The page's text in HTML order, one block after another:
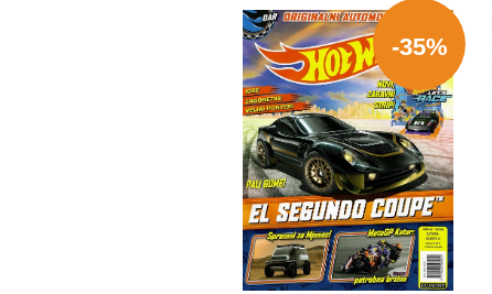
-35%